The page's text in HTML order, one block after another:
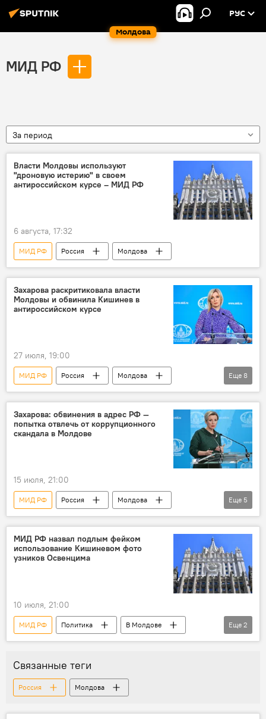
Молдова
РУС
МИД РФ
За период
Власти Молдовы используют
"дроновую истерию" в своем
антироссийском курсе – МИД РФ
6 августа, 17:32
МИД РФ Россия Молдова
Захарова раскритиковала власти
Молдовы и обвинила Кишинев в
антироссийском курсе
27 июля, 19:00
МИД РФ Россия
Молдова
заявления
власти
критика
диалог
разрыв
связи
Мария Захарова
нейтралитет
Еще 8
Захарова: обвинения в адрес РФ —
попытка отвлечь от коррупционного
скандала в Молдове
15 июля, 21:00
МИД РФ Россия
Молдова
скандал
коррупция
Гагаузия
историческая память
Мария Захарова
Еще 5
МИД РФ назвал подлым фейком
использование Кишиневом фото
узников Освенцима
10 июля, 21:00
МИД РФ Политика
В Молдове
Министерство обороны Молдовы
фейк
Еще 2
Связанные теги
Россия Молдова